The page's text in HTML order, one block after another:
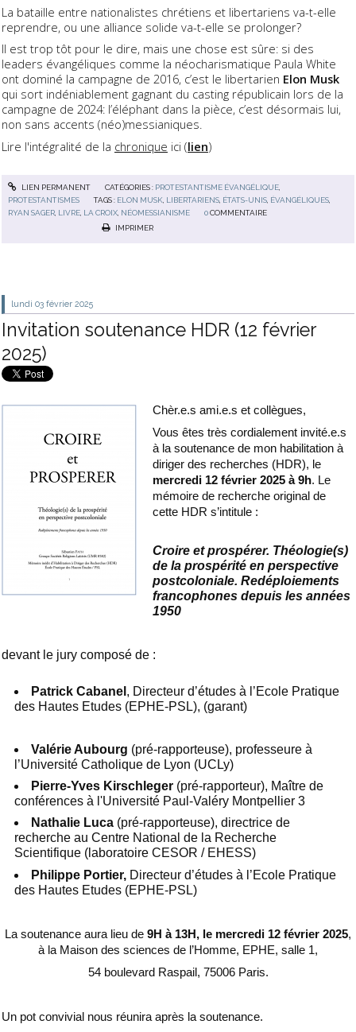
La bataille entre nationalistes chrétiens et libertariens va-t-elle
reprendre, ou une alliance solide va-t-elle se prolonger?
Il est trop tôt pour le dire, mais une chose est sûre: si des
leaders évangéliques comme la néocharismatique Paula White
ont dominé la campagne de 2016, c’est le libertarien Elon Musk
qui sort indéniablement gagnant du casting républicain lors de la
campagne de 2024: l’éléphant dans la pièce, c’est désormais lui,
non sans accents (néo)messianiques.
Lire l'intégralité de la chronique ici (lien)
LIEN PERMANENT CATÉGORIES : PROTESTANTISME ÉVANGÉLIQUE,
PROTESTANTISMES
TAGS : ELON MUSK LIBERTARIENS ÉTATS-UNIS ÉVANGÉLIQUES
RYAN SAGER LIVRE LA CROIX NÉOMESSIANISME 0 COMMENTAIRE
IMPRIMER
lundi 03 février 2025
Invitation soutenance HDR (12 février
2025)
Chèr.e.s ami.e.s et collègues,
Vous êtes très cordialement invité.e.s
à la soutenance de mon habilitation à
diriger des recherches (HDR), le
mercredi 12 février 2025 à 9h. Le
mémoire de recherche original de
cette HDR s’intitule :
Croire et prospérer. Théologie(s)
de la prospérité en perspective
postcoloniale. Redéploiements
francophones depuis les années
1950
devant le jury composé de :
Patrick Cabanel , Directeur d’études à l’Ecole Pratique
des Hautes Etudes (EPHE-PSL), (garant)
Valérie Aubourg (pré-rapporteuse), professeure à
l’Université Catholique de Lyon (UCLy)
Pierre-Yves Kirschleger (pré-rapporteur), Maître de
conférences à l'Université Paul-Valéry Montpellier 3
Nathalie Luca (pré-rapporteuse), directrice de
recherche au Centre National de la Recherche
Scientifique (laboratoire CESOR / EHESS)
Philippe Portier, Directeur d’études à l’Ecole Pratique
des Hautes Etudes (EPHE-PSL)
La soutenance aura lieu de 9H à 13H, le mercredi 12 février 2025,
à la Maison des sciences de l’Homme, EPHE, salle 1,
54 boulevard Raspail, 75006 Paris.
Un pot convivial nous réunira après la soutenance.